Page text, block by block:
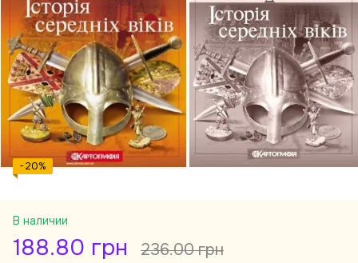
−20%
В наличии
188.80 грн 236.00 грн